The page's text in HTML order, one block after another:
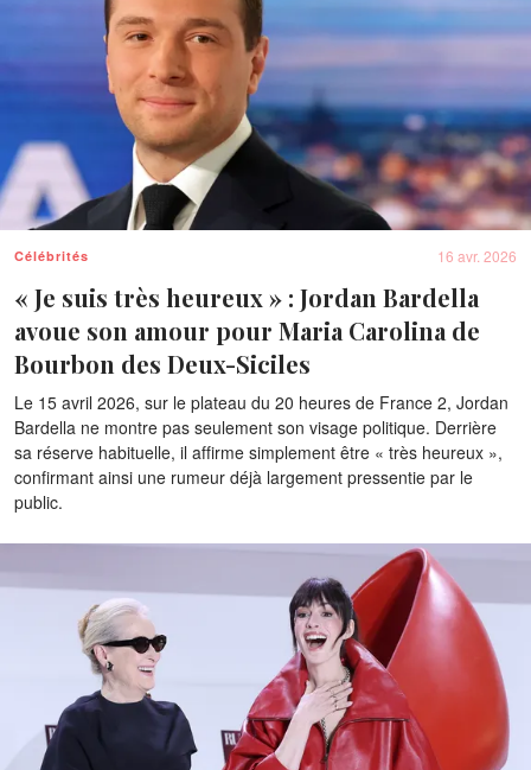
16 avr. 2026
Célébrités
« Je suis très heureux » : Jordan Bardella
avoue son amour pour Maria Carolina de
Bourbon des Deux-Siciles
Le 15 avril 2026, sur le plateau du 20 heures de France 2, Jordan
Bardella ne montre pas seulement son visage politique. Derrière
sa réserve habituelle, il affirme simplement être « très heureux »,
confirmant ainsi une rumeur déjà largement pressentie par le
public.